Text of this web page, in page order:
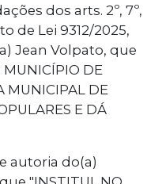
dos arts. 2º, 7º,
de Lei 9312/2025,
Jean Volpato, que
DE
MUNICIPAL DE
E DÁ
autoria do(a)